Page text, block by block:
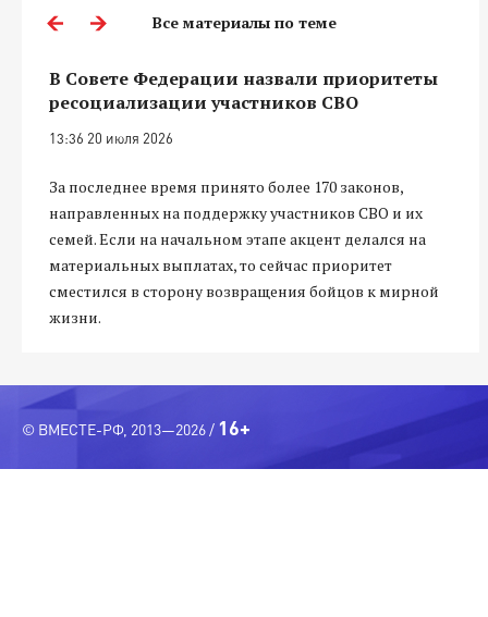
Все материалы по теме
В Совете Федерации назвали приоритеты
ресоциализации участников СВО
13:36 20 июля 2026
За последнее время принято более 170 законов,
направленных на поддержку участников СВО и их
семей. Если на начальном этапе акцент делался на
материальных выплатах, то сейчас приоритет
сместился в сторону возвращения бойцов к мирной
жизни.
© ВМЕСТЕ-РФ, 2013—2026 / 16+